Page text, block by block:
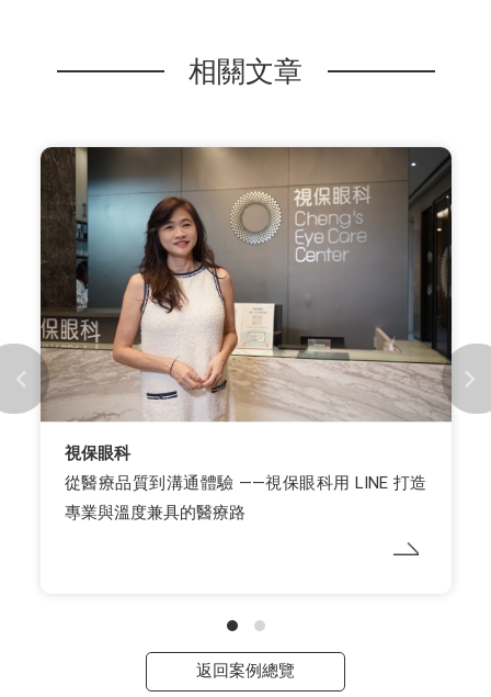
相關文章
VITABOX
VITABOX® 結合 CHATISFY AI 與 LINE 官方帳號，
高效解答 90% 顧客諮詢
返回案例總覽